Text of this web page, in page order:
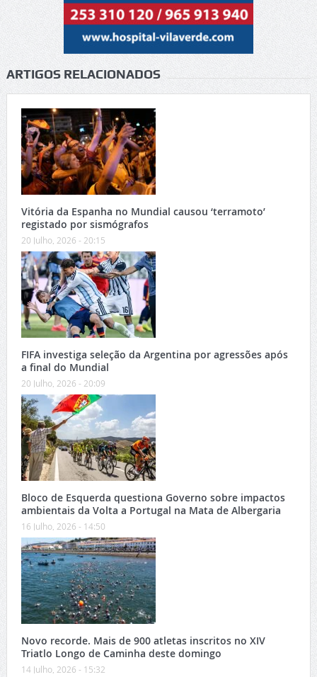
ARTIGOS RELACIONADOS
Vitória da Espanha no Mundial causou ‘terramoto’
registado por sismógrafos
20 Julho, 2026 - 20:15
FIFA investiga seleção da Argentina por agressões após
a final do Mundial
20 Julho, 2026 - 20:09
Bloco de Esquerda questiona Governo sobre impactos
ambientais da Volta a Portugal na Mata de Albergaria
16 Julho, 2026 - 14:50
Novo recorde. Mais de 900 atletas inscritos no XIV
Triatlo Longo de Caminha deste domingo
14 Julho, 2026 - 15:32